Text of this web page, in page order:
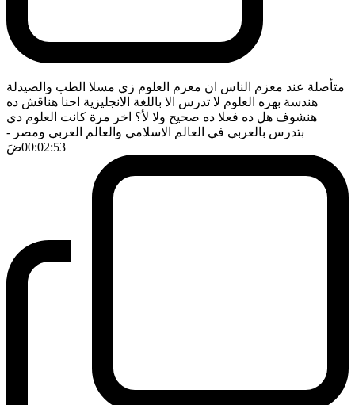
متأصلة عند معزم الناس ان معزم العلوم زي مسلا الطب والصيدلة
هندسة بهزه العلوم لا تدرس الا باللغة الانجليزية احنا هناقش ده
هنشوف هل ده فعلا ده صحيح ولا لأ؟ اخر مرة كانت العلوم دي
بتدرس بالعربي في العالم الاسلامي والعالم العربي ومصر -
00:02:53ضَ